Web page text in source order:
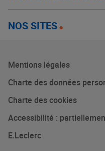
NOS SITES
Mentions légales
Charte des données
Charte des cookies
Accessibilité :
E.Leclerc